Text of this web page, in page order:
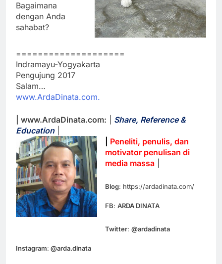
Bagaimana
dengan Anda
sahabat?
====================
Indramayu-Yogyakarta
Pengujung 2017
Salam…
www.ArdaDinata.com.
| www.ArdaDinata.com:
Share, Reference &
Education|
Peneliti, penulis, dan
motivator penulisan di
media massa
Blog: https://ardadinata.com/
FB: ARDA DINATA
Twitter: @ardadinata
Instagram: @arda.dinata